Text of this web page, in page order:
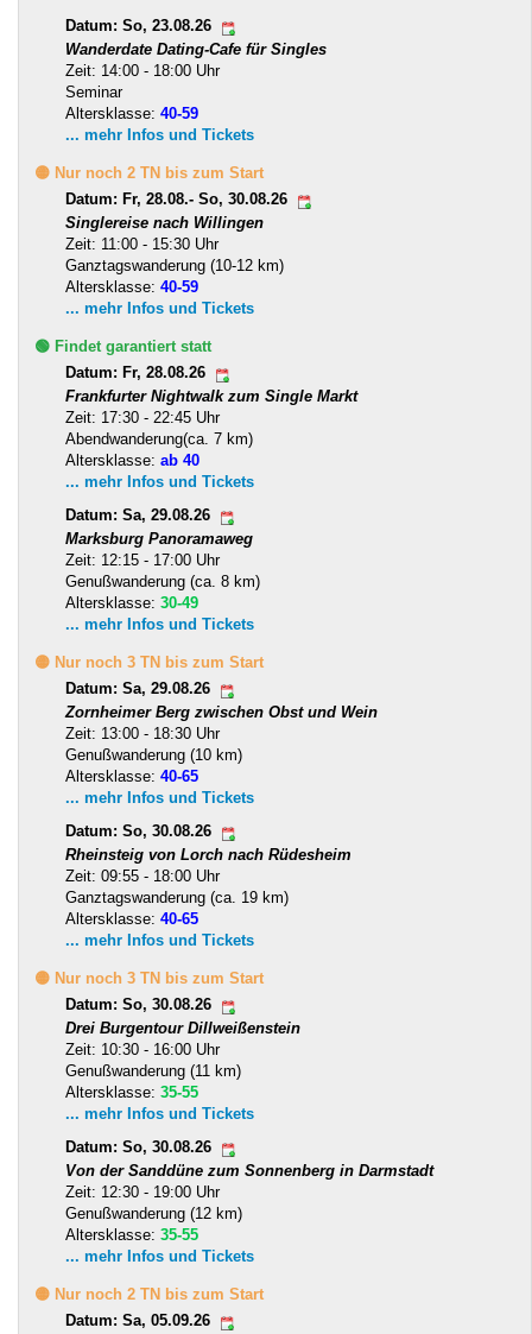
Datum: So, 23.08.26
Wanderdate Dating-Cafe für Singles
Zeit: 14:00 - 18:00 Uhr
Seminar
Altersklasse: 40-59
... mehr Infos und Tickets
🟡 Nur noch 2 TN bis zum Start
Datum: Fr, 28.08.- So, 30.08.26
Singlereise nach Willingen
Zeit: 11:00 - 15:30 Uhr
Ganztagswanderung (10-12 km)
Altersklasse: 40-59
... mehr Infos und Tickets
🟢 Findet garantiert statt
Datum: Fr, 28.08.26
Frankfurter Nightwalk zum Single Markt
Zeit: 17:30 - 22:45 Uhr
Abendwanderung(ca. 7 km)
Altersklasse: ab 40
... mehr Infos und Tickets
Datum: Sa, 29.08.26
Marksburg Panoramaweg
Zeit: 12:15 - 17:00 Uhr
Genußwanderung (ca. 8 km)
Altersklasse: 30-49
... mehr Infos und Tickets
🟡 Nur noch 3 TN bis zum Start
Datum: Sa, 29.08.26
Zornheimer Berg zwischen Obst und Wein
Zeit: 13:00 - 18:30 Uhr
Genußwanderung (10 km)
Altersklasse: 40-65
... mehr Infos und Tickets
Datum: So, 30.08.26
Rheinsteig von Lorch nach Rüdesheim
Zeit: 09:55 - 18:00 Uhr
Ganztagswanderung (ca. 19 km)
Altersklasse: 40-65
... mehr Infos und Tickets
🟡 Nur noch 3 TN bis zum Start
Datum: So, 30.08.26
Drei Burgentour Dillweißenstein
Zeit: 10:30 - 16:00 Uhr
Genußwanderung (11 km)
Altersklasse: 35-55
... mehr Infos und Tickets
Datum: So, 30.08.26
Von der Sanddüne zum Sonnenberg in Darmstadt
Zeit: 12:30 - 19:00 Uhr
Genußwanderung (12 km)
Altersklasse: 35-55
... mehr Infos und Tickets
🟡 Nur noch 2 TN bis zum Start
Datum: Sa, 05.09.26